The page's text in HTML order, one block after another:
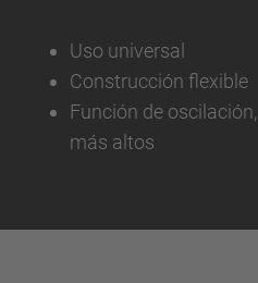
Uso universal
Construcción flexible
Función de
más altos